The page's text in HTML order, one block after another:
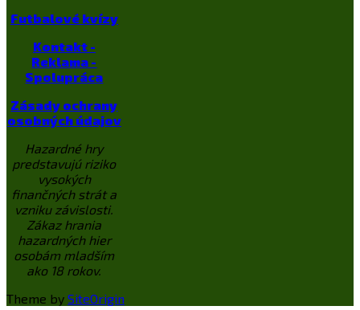
Futbalové kvízy
Kontakt -
Reklama -
Spolupráca
Zásady ochrany
osobných údajov
Hazardné hry
predstavujú riziko
vysokých
finančných strát a
vzniku závislosti.
Zákaz hrania
hazardných hier
osobám mladším
ako 18 rokov.
Theme by SiteOrigin